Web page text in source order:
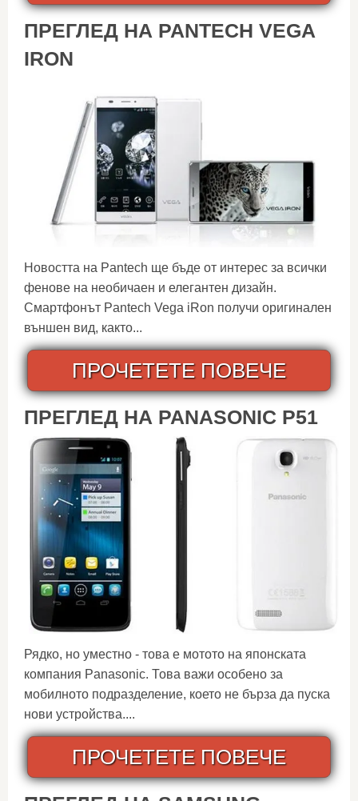
ПРЕГЛЕД НА PANTECH VEGA
IRON
Новостта на Pantech ще бъде от интерес за всички
фенове на необичаен и елегантен дизайн.
Смартфонът Pantech Vega iRon получи оригинален
външен вид, както...
ПРОЧЕТЕТЕ ПОВЕЧЕ
ПРЕГЛЕД НА PANASONIC P51
Рядко, но уместно - това е мотото на японската
компания Panasonic. Това важи особено за
мобилното подразделение, което не бърза да пуска
нови устройства....
ПРОЧЕТЕТЕ ПОВЕЧЕ